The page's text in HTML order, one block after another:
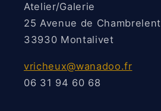
Atelier/Galerie
25 Avenue de Chambrelent
33930 Montalivet
vricheux@wanadoo.fr
06 31 94 60 68